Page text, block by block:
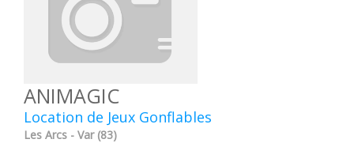
ANIMAGIC
Location de Jeux Gonflables
Les Arcs - Var (83)